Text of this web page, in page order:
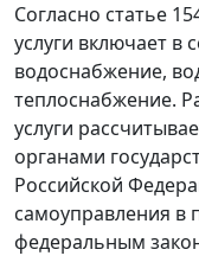
Согласно статье
услуги включает в
водоснабжение,
теплоснабжение.
услуги
органами
Российской
самоуправления в
федеральным